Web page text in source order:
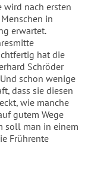
wird nach ersten
in
erwartet.
hat die
Schröder
schon wenige
dass sie diesen
wie manche
gutem Wege
soll man in einem
Frührente